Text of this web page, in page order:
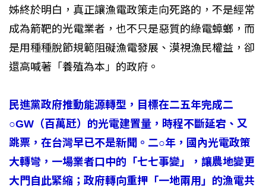
姊終於明白，真正讓漁電政策走向死路的，不是經常
成為箭靶的光電業者，也不只是惡質的綠電蟑螂，而
是用種種脫節規範阻礙漁電發展、漠視漁民權益，卻
還高喊著「養殖為本」的政府。
民進黨政府推動能源轉型，目標在二五年完成二
○GW（百萬瓩）的光電建置量，時程不斷延宕、又
跳票，在台灣早已不是新聞。二○年，國內光電政策
大轉彎，一場業者口中的「七七事變」，讓農地變更
大門自此緊縮；政府轉向重押「一地兩用」的漁電共